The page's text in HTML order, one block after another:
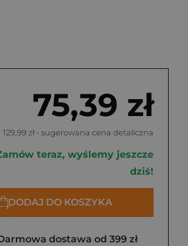
75,39 zł
129,99 zł - sugerowana cena detaliczna
teraz, wyślemy jeszcze
dziś!
DODAJ DO KOSZYKA
dostawa od 399 zł